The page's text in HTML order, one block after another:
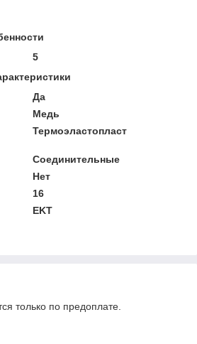
5
Да
Медь
Термоэластопласт
Соединительные
Нет
16
EKT
только по предоплате.